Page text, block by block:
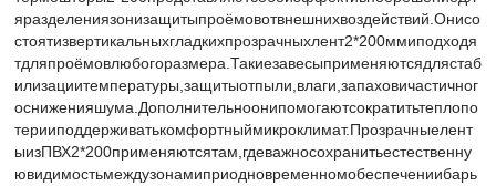
яразделениязонизащитыпроёмовотвнешнихвоздействий.Онисо
стоятизвертикальныхгладкихпрозрачныхлент2*200ммиподходя
тдляпроёмовлюбогоразмера.Такиезавесыприменяютсядлястаб
илизациитемпературы,защитыотпыли,влаги,запаховичастичног
осниженияшума.Дополнительноонипомогаютсократитьтеплопо
терииподдерживатькомфортныймикроклимат.Прозрачныелент
ыизПВХ2*200применяютсятам,гдеважносохранитьестественну
ювидимостьмеждузонамиприодновременномобеспечениибарь